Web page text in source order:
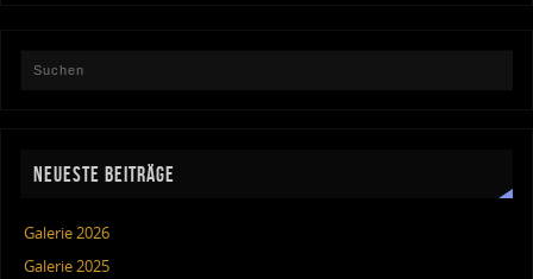
NEUESTE BEITRÄGE
Galerie 2026
Galerie 2025